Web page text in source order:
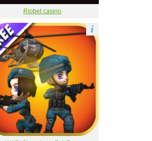
Riobet casino
i